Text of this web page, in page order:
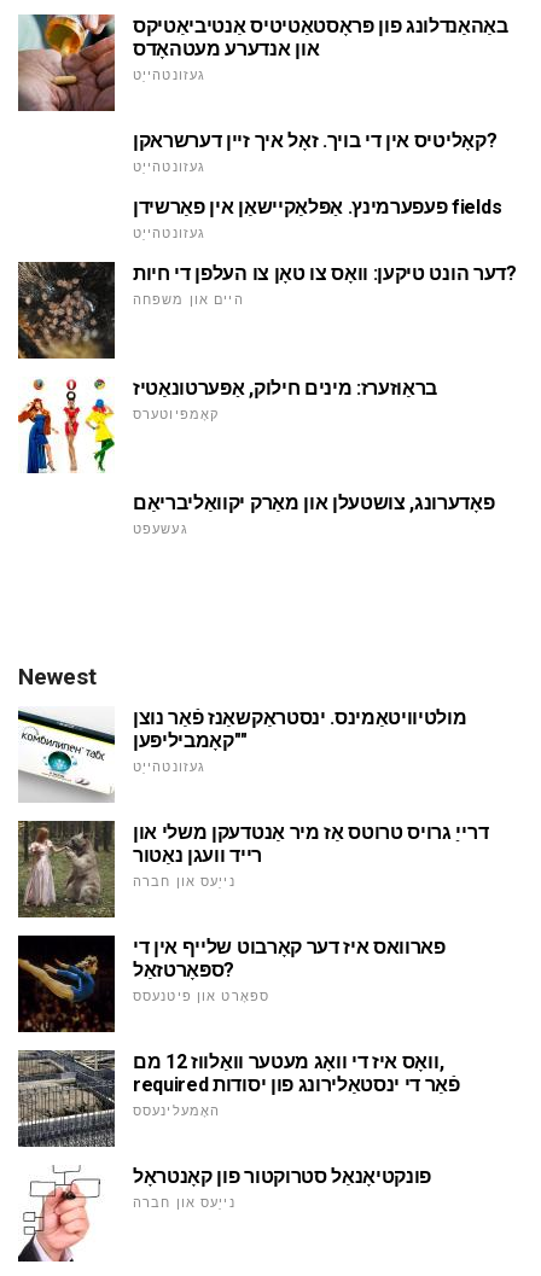
באַהאַנדלונג פון פּראָסטאַטיטיס אַנטיביאַטיקס
און אנדערע מעטהאָדס
געזונטהייַט
קאָליטיס אין די בויך. זאָל איך זיין דערשראקן?
געזונטהייַט
פעפערמינץ. אַפּלאַקיישאַן אין פאַרשידן fields
געזונטהייַט
דער הונט טיקען: וואָס צו טאָן צו העלפן די חיות?
היים און משפּחה
בראַוזערז: מינים חילוק, אַפּערטונאַטיז
קאָמפּיוטערס
פאָדערונג, צושטעלן און מאַרק יקוואַליבריאַם
געשעפט
Newest
מולטיוויטאַמינס. ינסטראַקשאַנז פֿאַר נוצן
"קאָמביליפּען"
געזונטהייַט
דרייַ גרויס טרוטס אַז מיר אַנטדעקן משלי און
רייד וועגן נאַטור
נייַעס און חברה
פארוואס איז דער קאָרבוט שלייף אין די
ספּאָרטזאַל?
ספּאָרט און פיטנעסס
וואָס איז די וואָג מעטער וואַלווז 12 מם,
required פֿאַר די ינסטאַלירונג פון יסודות
האָמעלינעסס
פונקטיאָנאַל סטרוקטור פון קאָנטראָל
נייַעס און חברה